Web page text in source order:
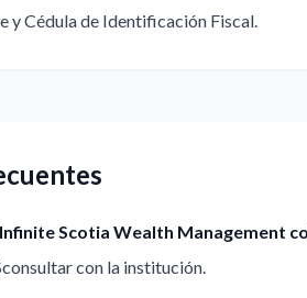
y Cédula de Identificación Fiscal.
Scotia Wealth Management
con la institución.